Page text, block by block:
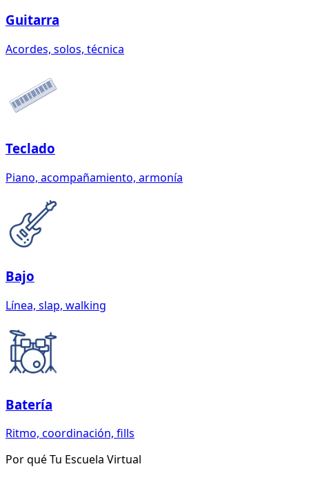
Guitarra
Acordes, solos, técnica
Teclado
Piano, acompañamiento, armonía
Bajo
Línea, slap, walking
Batería
Ritmo, coordinación, fills
Por qué Tu Escuela Virtual